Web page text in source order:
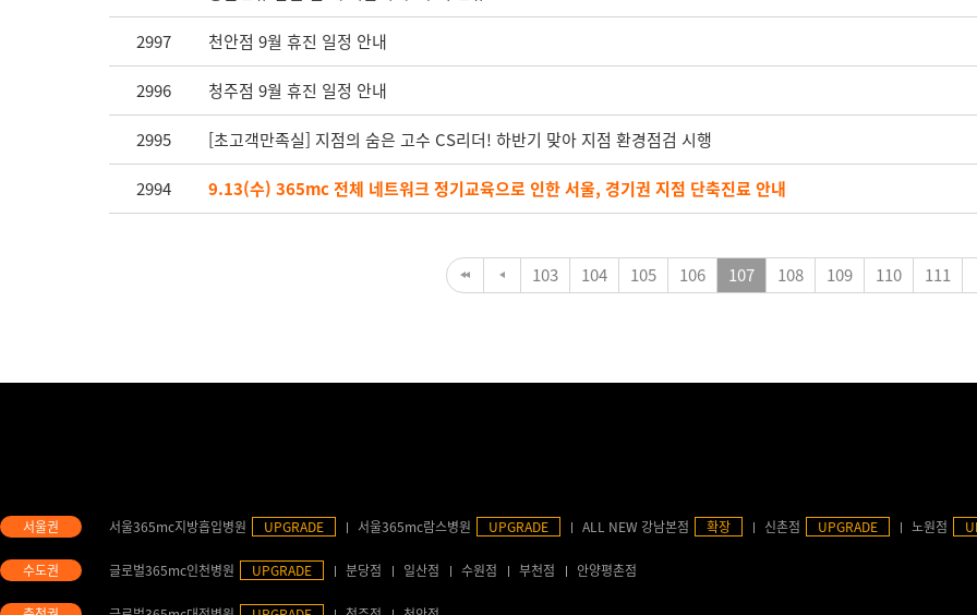
2997 천안점 9월 휴진 일정 안내
2996 청주점 9월 휴진 일정 안내
2995 [초고객만족실] 지점의 숨은 고수 CS리더! 하반기 맞아 지점 환경점검 시행
2994 9.13(수) 365mc 전체 네트워크 정기교육으로 인한 서울, 경기권 지점 단축진료 안내
103 104 105 106 107 108 109 110 111
서울365mc지방흡입병원 UPGRADE 서울365mc람스병원 UPGRADE ALL NEW 강남본점 확장 신촌점 UPGRADE 노원점
글로벌365mc인천병원 UPGRADE 분당점 일산점 수원점 부천점 안양평촌점